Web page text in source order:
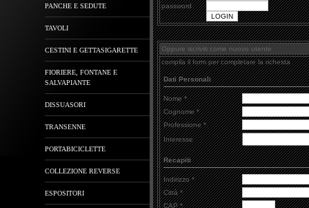
PANCHE E SEDUTE
TAVOLI
CESTINI E GETTASIGARETTE
FIORIERE, FONTANE E
SALVAPIANTE
DISSUASORI
TRANSENNE
PORTABICICLETTE
COLLEZIONE REVERSE
ESPOSITORI
password
Oppure iscriviti come nuovo utente
compila il form per completare la richesta
Dati Personali
Nome *
Cognome *
Professione *
Interesse
Recapiti
Indirizzo *
Città *
CAP *